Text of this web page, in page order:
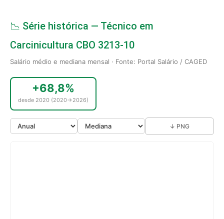
📉 Série histórica — Técnico em
Carcinicultura CBO 3213-10
Salário médio e mediana mensal · Fonte: Portal Salário / CAGED
+68,8%
desde 2020 (2020→2026)
↓ PNG